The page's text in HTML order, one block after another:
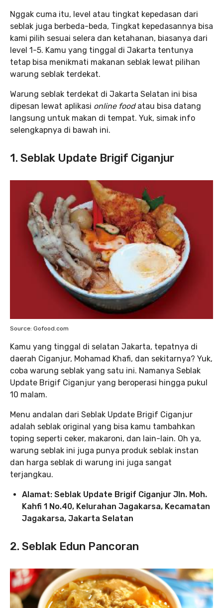
Nggak cuma itu, level atau tingkat kepedasan dari
seblak juga berbeda-beda, Tingkat kepedasannya bisa
kami pilih sesuai selera dan ketahanan, biasanya dari
level 1-5. Kamu yang tinggal di Jakarta tentunya
tetap bisa menikmati makanan seblak lewat pilihan
warung seblak terdekat.
Warung seblak terdekat di Jakarta Selatan ini bisa
dipesan lewat aplikasi online food atau bisa datang
langsung untuk makan di tempat. Yuk, simak info
selengkapnya di bawah ini.
1. Seblak Update Brigif Ciganjur
Source: Gofood.com
Kamu yang tinggal di selatan Jakarta, tepatnya di
daerah Ciganjur, Mohamad Khafi, dan sekitarnya? Yuk,
coba warung seblak yang satu ini. Namanya Seblak
Update Brigif Ciganjur yang beroperasi hingga pukul
10 malam.
Menu andalan dari Seblak Update Brigif Ciganjur
adalah seblak original yang bisa kamu tambahkan
toping seperti ceker, makaroni, dan lain-lain. Oh ya,
warung seblak ini juga punya produk seblak instan
dan harga seblak di warung ini juga sangat
terjangkau.
Alamat: Seblak Update Brigif Ciganjur Jln. Moh.
Kahfi 1 No.40, Kelurahan Jagakarsa, Kecamatan
Jagakarsa, Jakarta Selatan
2. Seblak Edun Pancoran